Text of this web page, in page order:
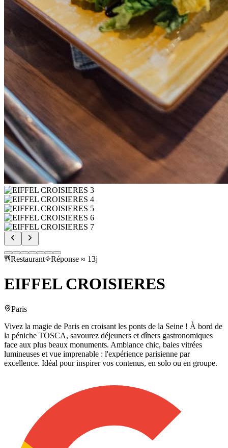
Restaurant Réponse ≈ 13j
EIFFEL CROISIERES
Paris
Vivez la magie de Paris en croisant les ponts de la Seine ! À bord de
la péniche TOSCA, savourez déjeuners et dîners gastronomiques
face aux plus beaux monuments. Ambiance chic, baies vitrées
lumineuses et vue imprenable : l'expérience parisienne par
excellence. Idéal pour inspirer vos contenus, en solo ou en groupe.